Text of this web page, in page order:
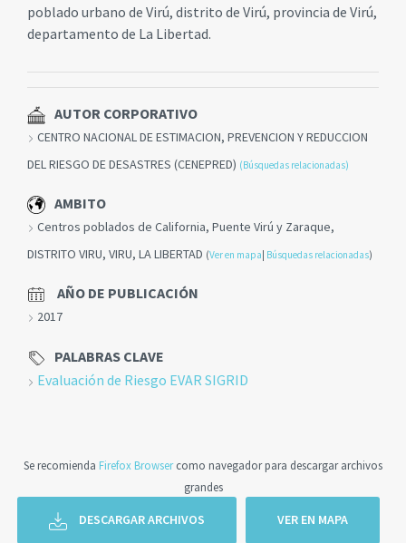
poblado urbano de Virú, distrito de Virú, provincia de Virú,
departamento de La Libertad.
AUTOR CORPORATIVO
CENTRO NACIONAL DE ESTIMACION, PREVENCION Y REDUCCION
DEL RIESGO DE DESASTRES (CENEPRED) (Búsquedas relacionadas)
AMBITO
Centros poblados de California, Puente Virú y Zaraque,
DISTRITO VIRU, VIRU, LA LIBERTAD (Ver en mapa Búsquedas relacionadas)
AÑO DE PUBLICACIÓN
2017
PALABRAS CLAVE
Evaluación de Riesgo EVAR SIGRID
Se recomienda Firefox Browsercomo navegador para descargar archivos
grandes
DESCARGAR ARCHIVOS VER EN MAPA